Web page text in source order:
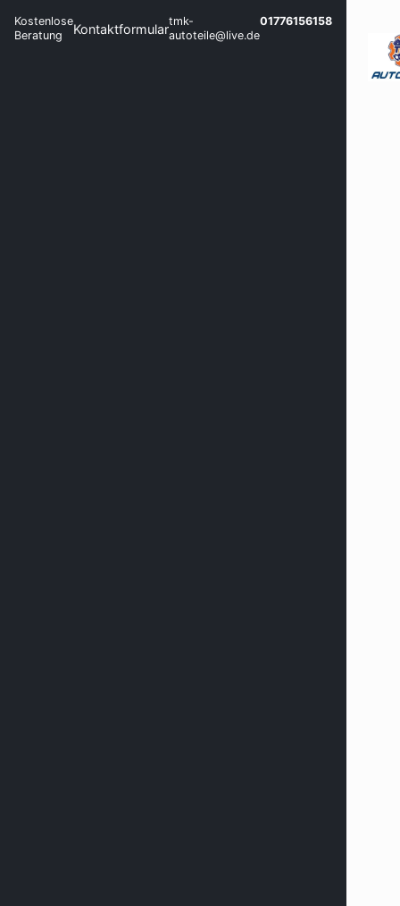
Kostenlose
Beratung
Kontaktformulartmk-
autoteile@live.de
01776156158